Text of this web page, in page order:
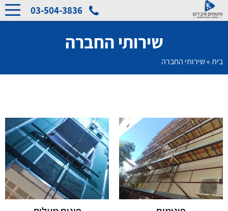
03-504-3836
שירותי החברה
בית»שירותי החברה